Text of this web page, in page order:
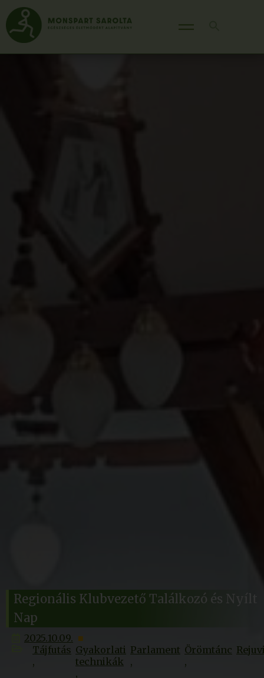
Regionális Klubvezető Találkozó és Nyílt
Nap
2025.10.09.
Tájfutás Gyakorlati
technikák
Parlament Örömtánc